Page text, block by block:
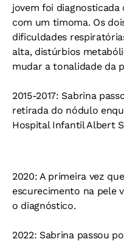
jovem foi diagnosticada
com um timoma. Os
dificuldades
alta, distúrbios
mudar a tonalidade da
2015-2017: Sabrina
retirada do nódulo
Hospital Infantil Albert
2020: A primeira vez
escurecimento na pele
o diagnóstico.
2022: Sabrina passou